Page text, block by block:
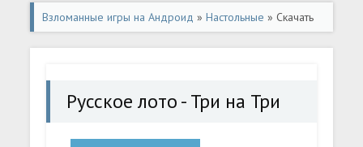
Взломанные игры на Андроид »Настольные » Скачать
Русское лото - Три на Три (Много монет) на Андроид
Русское лото - Три на Три